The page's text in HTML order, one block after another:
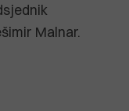
Malnar.